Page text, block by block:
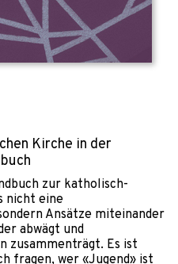
Kirche in der
zur katholisch-
nicht eine
Ansätze miteinander
abwägt und
zusammenträgt. Es ist
fragen, wer «Jugend» ist